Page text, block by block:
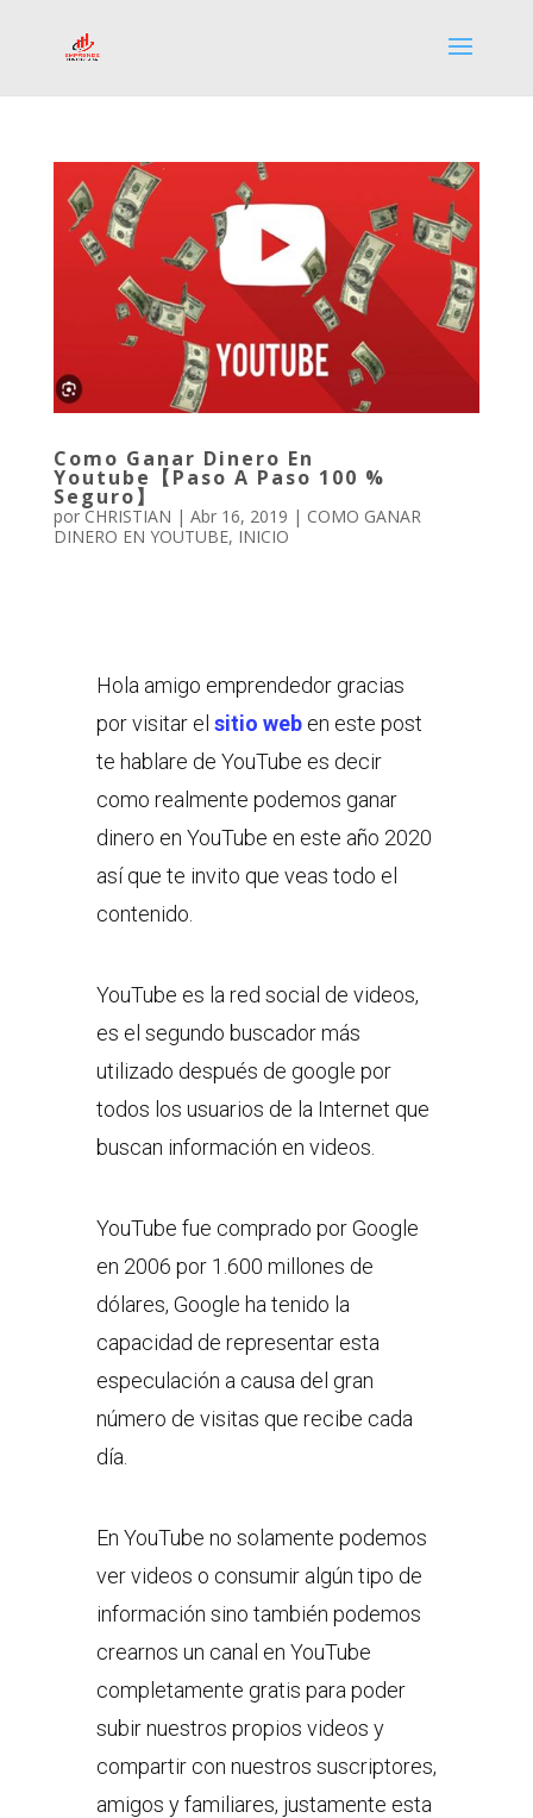
Como Ganar Dinero En
Youtube【Paso A Paso 100 %
Seguro】
porCHRISTIAN | Abr 16, 2019 | COMO GANAR
DINERO EN YOUTUBE, INICIO
Hola amigo emprendedor gracias
por visitar el sitio weben este post
te hablare de YouTube es decir
como realmente podemos ganar
dinero en YouTube en este año 2020
así que te invito que veas todo el
contenido.
YouTube es la red social de videos,
es el segundo buscador más
utilizado después de google por
todos los usuarios de la Internet que
buscan información en videos.
YouTube fue comprado por Google
en 2006 por 1.600 millones de
dólares, Google ha tenido la
capacidad de representar esta
especulación a causa del gran
número de visitas que recibe cada
día.
En YouTube no solamente podemos
ver videos o consumir algún tipo de
información sino también podemos
crearnos un canal en YouTube
completamente gratis para poder
subir nuestros propios videos y
compartir con nuestros suscriptores,
amigos y familiares, justamente esta